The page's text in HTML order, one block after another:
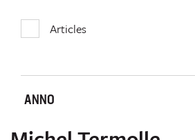
Articles
ANNO